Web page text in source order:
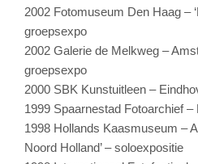
2002 Fotomuseum Den Haag –
groepsexpo
2002 Galerie de Melkweg –
groepsexpo
2000 SBK Kunstuitleen –
1999 Spaarnestad Fotoarchief
1998 Hollands Kaasmuseum –
Noord Holland’ – soloexpositie